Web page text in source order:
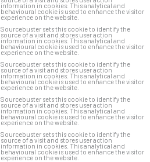
information in cookies. This analytical and
behavioural cookie is used to enhance the visitor
experience on the website.
Sourcebuster sets this cookie to identify the
source of a visit and stores user action
information in cookies. This analytical and
behavioural cookie is used to enhance the visitor
experience on the website.
Sourcebuster sets this cookie to identify the
source of a visit and stores user action
information in cookies. This analytical and
behavioural cookie is used to enhance the visitor
experience on the website.
Sourcebuster sets this cookie to identify the
source of a visit and stores user action
information in cookies. This analytical and
behavioural cookie is used to enhance the visitor
experience on the website.
Sourcebuster sets this cookie to identify the
source of a visit and stores user action
information in cookies. This analytical and
behavioural cookie is used to enhance the visitor
experience on the website.